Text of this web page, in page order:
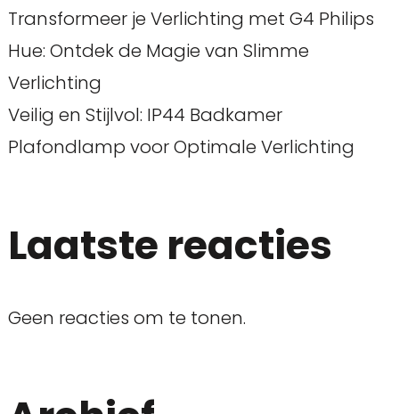
Transformeer je Verlichting met G4 Philips
Hue: Ontdek de Magie van Slimme
Verlichting
Veilig en Stijlvol: IP44 Badkamer
Plafondlamp voor Optimale Verlichting
Laatste reacties
Geen reacties om te tonen.